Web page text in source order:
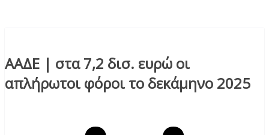
ΑΑΔΕ | στα 7,2 δισ. ευρώ οι
απλήρωτοι φόροι το δεκάμηνο 2025